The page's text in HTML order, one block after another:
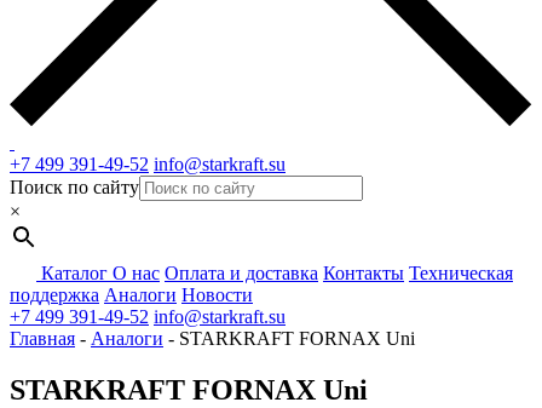
+7 499 391-49-52 info@starkraft.su
Поиск по сайту
×
Каталог О нас Оплата и доставка Контакты Техническая
поддержка Аналоги Новости
+7 499 391-49-52 info@starkraft.su
Главная - Аналоги - STARKRAFT FORNAX Uni
STARKRAFT FORNAX Uni